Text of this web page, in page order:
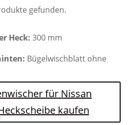
gefunden.
Heck: 300 mm
Bügelwischblatt ohne
für Nissan
kaufen